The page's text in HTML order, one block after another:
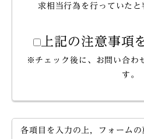
求相当行為を行っていたと
上記の注意事項
※チェック後に、お問い合わ
す。
各項目を入力の上，フォームの